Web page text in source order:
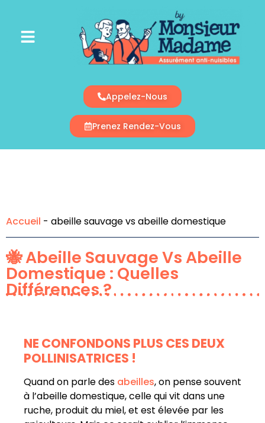
Appelez-Nous
Prenez Rendez-Vous
Accueil - abeille sauvage vs abeille domestique
🐝 Abeille Sauvage Vs Abeille
Domestique : Quelles
Différences ?
NE CONFONDONS PLUS CES DEUX
POLLINISATRICES !
Quand on parle des abeilles, on pense souvent
à l’abeille domestique, celle qui vit dans une
ruche, produit du miel, et est élevée par les